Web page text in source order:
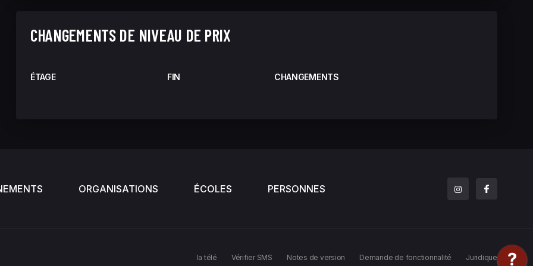
CHANGEMENTS DE NIVEAU DE PRIX
ÉTAGE FIN CHANGEMENTS
ORGANISATIONS ÉCOLES PERSONNES
la télé Vérifier SMS Notes de version Demande de fonctionnalité Juridique